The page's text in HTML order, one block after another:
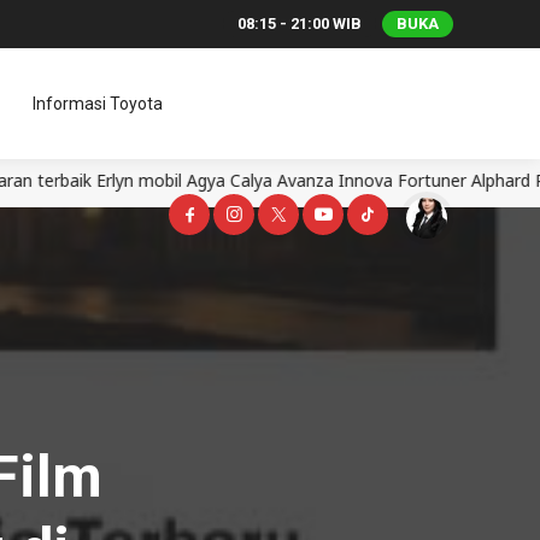
08:15 - 21:00 WIB BUKA
Informasi Toyota
Agya Calya Avanza Innova Fortuner Alphard Rangga